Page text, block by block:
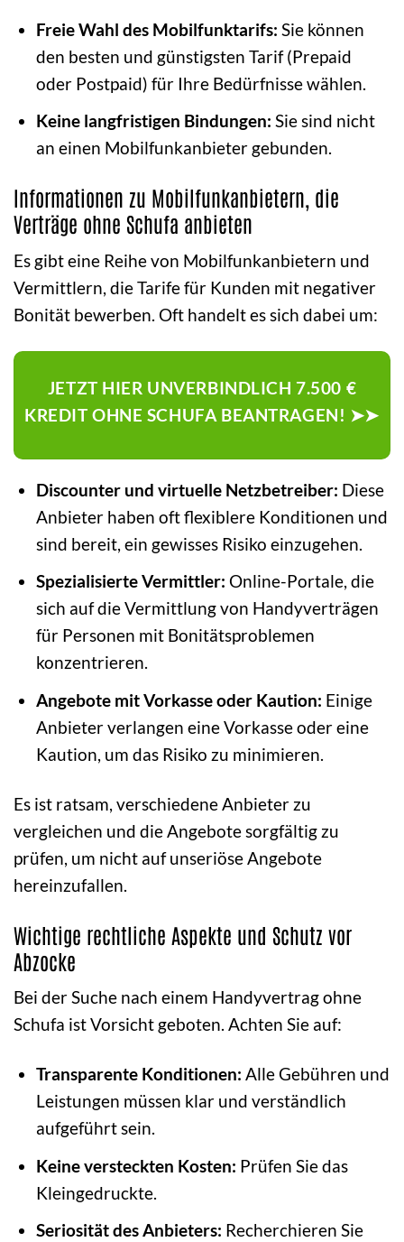
Freie Wahl des Mobilfunktarifs: Sie können
den besten und günstigsten Tarif (Prepaid
oder Postpaid) für Ihre Bedürfnisse wählen.
Keine langfristigen Bindungen: Sie sind nicht
an einen Mobilfunkanbieter gebunden.
Informationen zu Mobilfunkanbietern, die
Verträge ohne Schufa anbieten
Es gibt eine Reihe von Mobilfunkanbietern und
Vermittlern, die Tarife für Kunden mit negativer
Bonität bewerben. Oft handelt es sich dabei um:
JETZT HIER UNVERBINDLICH 7.500 €
KREDIT OHNE SCHUFA BEANTRAGEN! ➤➤
Discounter und virtuelle Netzbetreiber: Diese
Anbieter haben oft flexiblere Konditionen und
sind bereit, ein gewisses Risiko einzugehen.
Spezialisierte Vermittler: Online-Portale, die
sich auf die Vermittlung von Handyverträgen
für Personen mit Bonitätsproblemen
konzentrieren.
Angebote mit Vorkasse oder Kaution: Einige
Anbieter verlangen eine Vorkasse oder eine
Kaution, um das Risiko zu minimieren.
Es ist ratsam, verschiedene Anbieter zu
vergleichen und die Angebote sorgfältig zu
prüfen, um nicht auf unseriöse Angebote
hereinzufallen.
Wichtige rechtliche Aspekte und Schutz vor
Abzocke
Bei der Suche nach einem Handyvertrag ohne
Schufa ist Vorsicht geboten. Achten Sie auf:
Transparente Konditionen: Alle Gebühren und
Leistungen müssen klar und verständlich
aufgeführt sein.
Keine versteckten Kosten: Prüfen Sie das
Kleingedruckte.
Seriosität des Anbieters: Recherchieren Sie